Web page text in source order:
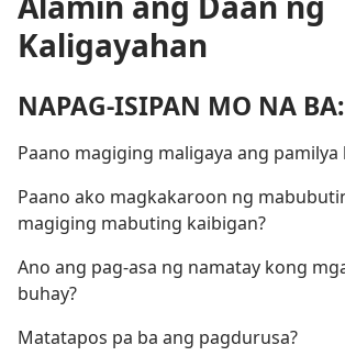
Kaligayahan
NAPAG-ISIPAN MO NA BA:
Paano magiging maligaya ang pamilya
Paano ako magkakaroon ng
magiging mabuting kaibigan?
Ano ang pag-asa ng namatay kong
buhay?
Matatapos pa ba ang pagdurusa?